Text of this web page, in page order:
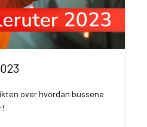
over hvordan bussene